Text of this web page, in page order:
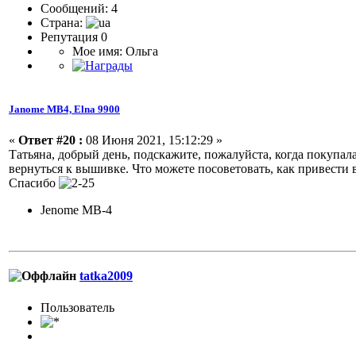
Сообщений: 4
Страна:
Репутация 0
Мое имя: Ольга
Janome МВ4, Elna 9900
« Ответ #20 : 08 Июня 2021, 15:12:29 »
Татьяна, добрый день, подскажите, пожалуйста, когда
вернуться к вышивке. Что можете посоветовать, как
Спасибо
Jenome MB-4
tatka2009
Пользовaтeль